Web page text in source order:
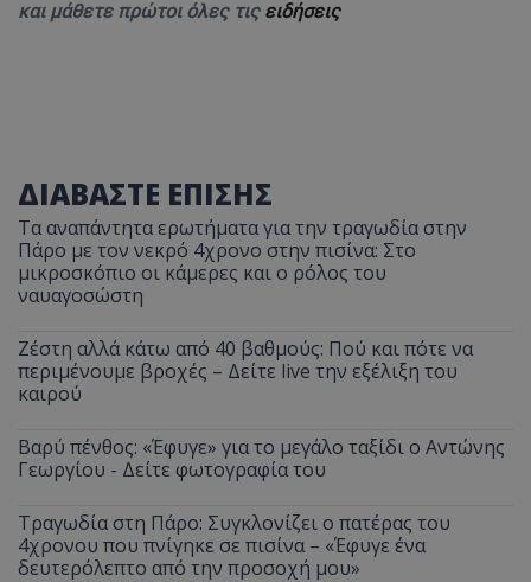
και μάθετε πρώτοι όλες τις ειδήσεις
ΔΙΑΒΑΣΤΕ ΕΠΙΣΗΣ
Τα αναπάντητα ερωτήματα για την τραγωδία στην
Πάρο με τον νεκρό 4χρονο στην πισίνα: Στο
μικροσκόπιο οι κάμερες και ο ρόλος του
ναυαγοσώστη
Ζέστη αλλά κάτω από 40 βαθμούς: Πού και πότε να
περιμένουμε βροχές – Δείτε live την εξέλιξη του
καιρού
Βαρύ πένθος: «Έφυγε» για το μεγάλο ταξίδι ο Αντώνης
Γεωργίου - Δείτε φωτογραφία του
Τραγωδία στη Πάρο: Συγκλονίζει ο πατέρας του
4χρονου που πνίγηκε σε πισίνα – «Έφυγε ένα
δευτερόλεπτο από την προσοχή μου»